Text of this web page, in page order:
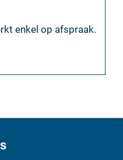
enkel op afspraak.